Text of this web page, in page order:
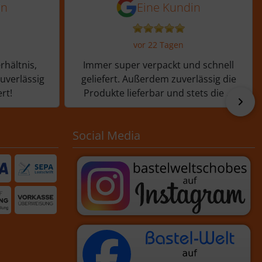
von einer Kundin vor 12 Tagen
5 von 5 Sternen von
Eine Kundin
vor 22 Tagen
Immer super verpackt und schnell
geliefert. Außerdem zuverlässig die
Produkte lieferbar und stets die ...
vor
Social Media